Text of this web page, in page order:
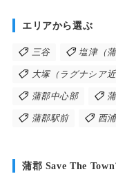
エリアから選ぶ
三谷 塩津（
大塚（ラグナシア近
蒲郡中心部
蒲郡駅前 西浦
蒲郡 Save The